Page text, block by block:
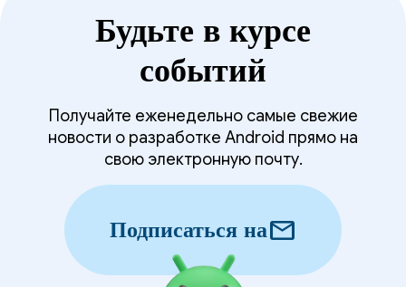
Будьте в курсе
событий
Получайте еженедельно самые свежие
новости о разработке Android прямо на
свою электронную почту.
Подписаться наmail